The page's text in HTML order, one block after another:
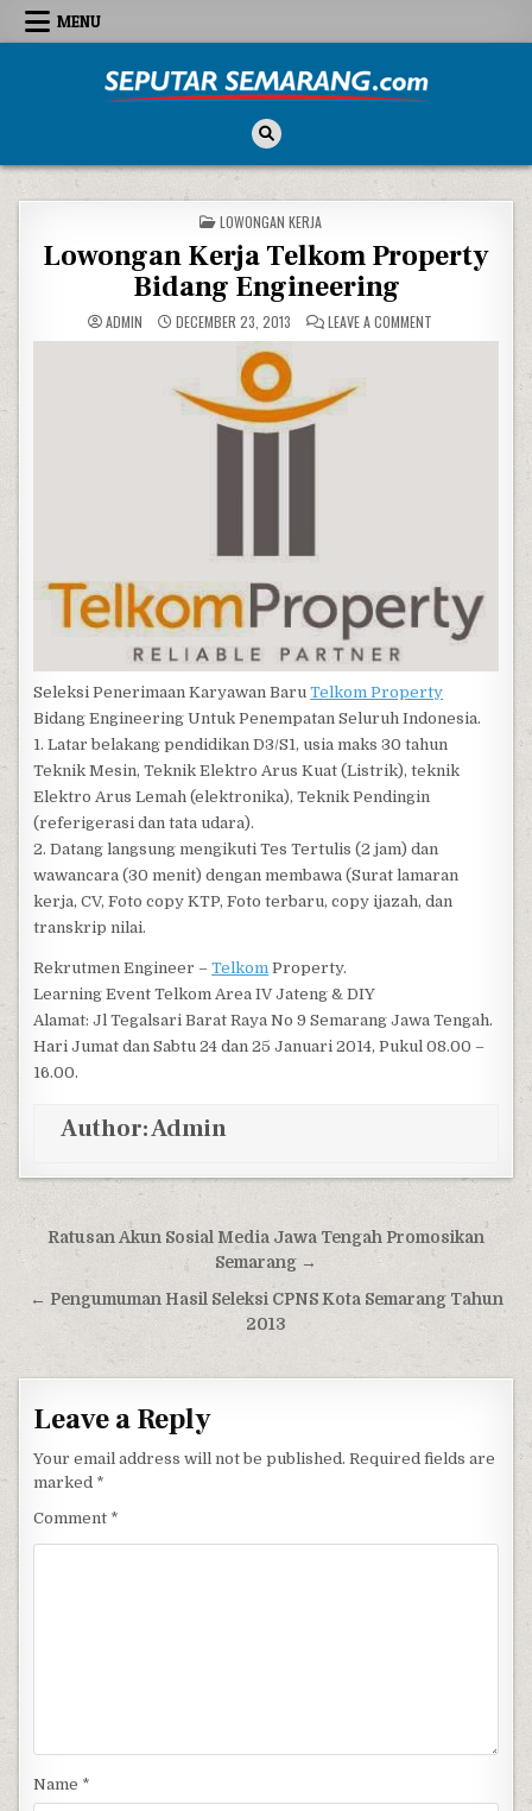
Skip to content
MENU
POSTED IN
LOWONGAN KERJA
Lowongan Kerja Telkom Property
Bidang Engineering
ADMIN DECEMBER 23, 2013 LEAVE A COMMENT
Seleksi Penerimaan Karyawan BaruTelkom Property
Bidang Engineering Untuk Penempatan Seluruh Indonesia.
1. Latar belakang pendidikan D3/S1, usia maks 30 tahun
Teknik Mesin, Teknik Elektro Arus Kuat (Listrik), teknik
Elektro Arus Lemah (elektronika), Teknik Pendingin
(referigerasi dan tata udara).
2. Datang langsung mengikuti Tes Tertulis (2 jam) dan
wawancara (30 menit) dengan membawa (Surat lamaran
kerja, CV, Foto copy KTP, Foto terbaru, copy ijazah, dan
transkrip nilai.
Rekrutmen Engineer –Telkom Property.
Learning Event Telkom Area IV Jateng & DIY
Alamat: Jl Tegalsari Barat Raya No 9 Semarang Jawa Tengah.
Hari Jumat dan Sabtu 24 dan 25 Januari 2014, Pukul 08.00 –
16.00.
Author:Admin
Post navigation
Ratusan Akun Sosial Media Jawa Tengah Promosikan
Semarang →
← Pengumuman Hasil Seleksi CPNS Kota Semarang Tahun
2013
Leave a Reply
Your email address will not be published. Required fields are
marked *
Comment *
Name *